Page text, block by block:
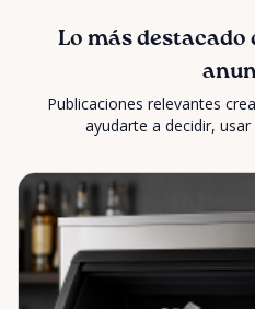
Lo más destacado
Publicaciones relevantes
ayudarte a decidir,